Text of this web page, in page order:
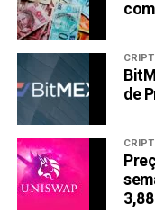
O sucesso da pré-
Raboo posicionam o
tração certamente
criptomoedas.
Conclusão
À medida que
novas
desempenho na pré-
de
3,88